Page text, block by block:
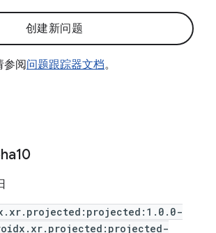
创建新问题
参阅问题跟踪器文档。